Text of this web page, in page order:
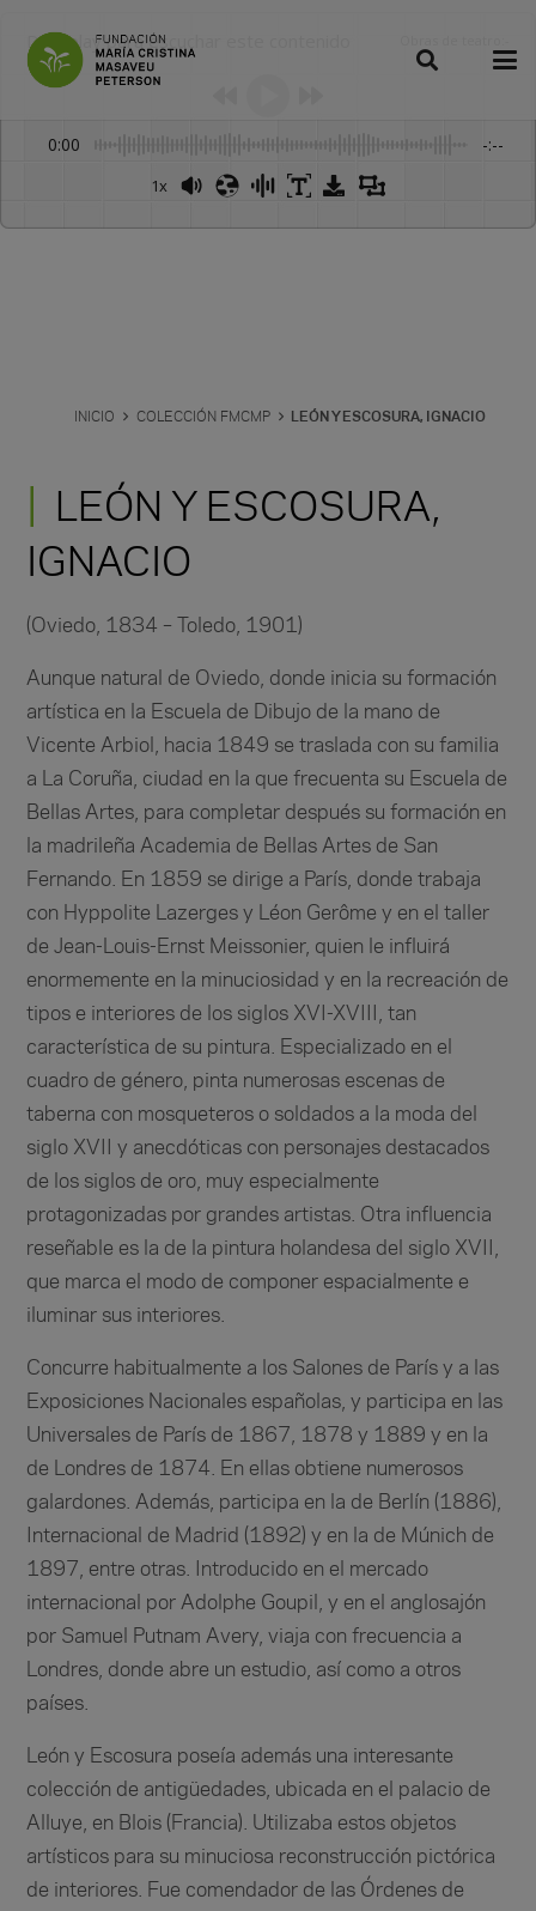
Dale play para escuchar este contenido
0:00 -:--
1x
INICIO COLECCIÓN FMCMP LEÓN Y ESCOSURA, IGNACIO
LEÓN Y ESCOSURA,
IGNACIO
(Oviedo, 1834 – Toledo, 1901)
Aunque natural de Oviedo, donde inicia su formación
artística en la Escuela de Dibujo de la mano de
Vicente Arbiol, hacia 1849 se traslada con su familia
a La Coruña, ciudad en la que frecuenta su Escuela de
Bellas Artes, para completar después su formación en
la madrileña Academia de Bellas Artes de San
Fernando. En 1859 se dirige a París, donde trabaja
con Hyppolite Lazerges y Léon Gerôme y en el taller
de Jean-Louis-Ernst Meissonier, quien le influirá
enormemente en la minuciosidad y en la recreación de
tipos e interiores de los siglos XVI-XVIII, tan
característica de su pintura. Especializado en el
cuadro de género, pinta numerosas escenas de
taberna con mosqueteros o soldados a la moda del
siglo XVII y anecdóticas con personajes destacados
de los siglos de oro, muy especialmente
protagonizadas por grandes artistas. Otra influencia
reseñable es la de la pintura holandesa del siglo XVII,
que marca el modo de componer espacialmente e
iluminar sus interiores.
Concurre habitualmente a los Salones de París y a las
Exposiciones Nacionales españolas, y participa en las
Universales de París de 1867, 1878 y 1889 y en la
de Londres de 1874. En ellas obtiene numerosos
galardones. Además, participa en la de Berlín (1886),
Internacional de Madrid (1892) y en la de Múnich de
1897, entre otras. Introducido en el mercado
internacional por Adolphe Goupil, y en el anglosajón
por Samuel Putnam Avery, viaja con frecuencia a
Londres, donde abre un estudio, así como a otros
países.
León y Escosura poseía además una interesante
colección de antigüedades, ubicada en el palacio de
Alluye, en Blois (Francia). Utilizaba estos objetos
artísticos para su minuciosa reconstrucción pictórica
de interiores. Fue comendador de las Órdenes de